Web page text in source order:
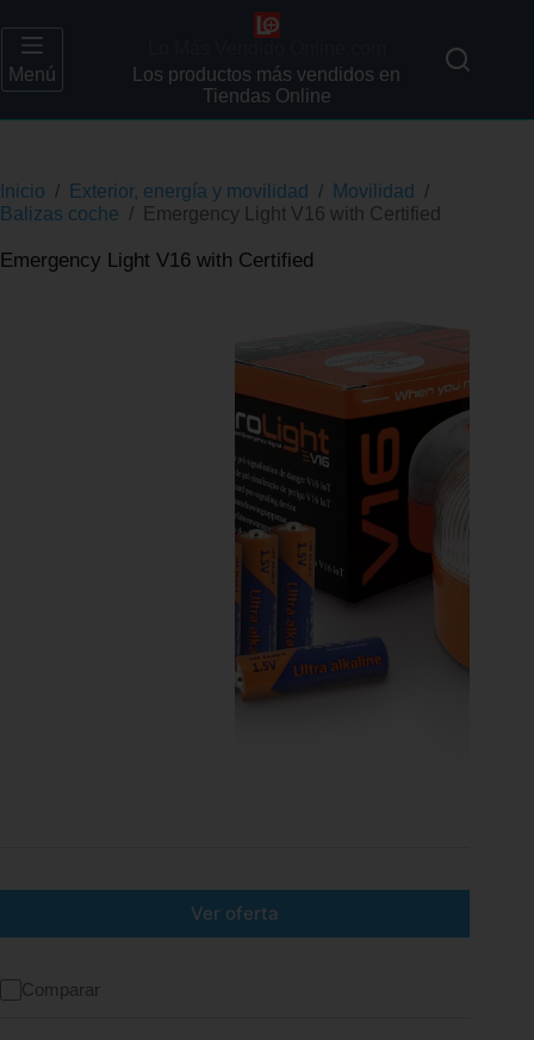
Menú
Los productos más vendidos en
Tiendas Online
Inicio / Exterior, energía y movilidad / Movilidad
/
Balizas coche / Emergency Light V16 with Certified
Emergency Light V16 with Certified
Ver oferta
Comparar